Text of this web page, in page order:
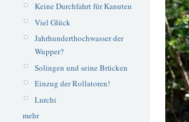
Keine Durchfahrt für Kanuten
Viel Glück
Jahrhunderthochwasser der
Wupper?
Solingen und seine Brücken
Einzug der Rollatoren!
Lurchi
mehr